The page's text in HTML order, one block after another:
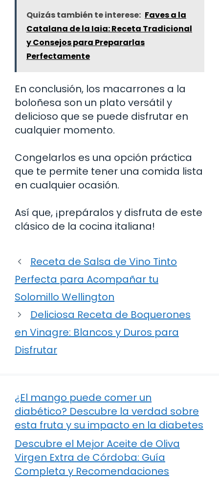
Quizás también te interese: Faves a la
Catalana de la Iaia: Receta Tradicional
y Consejos para Prepararlas
Perfectamente
En conclusión, los macarrones a la
boloñesa son un plato versátil y
delicioso que se puede disfrutar en
cualquier momento.
Congelarlos es una opción práctica
que te permite tener una comida lista
en cualquier ocasión.
Así que, ¡prepáralos y disfruta de este
clásico de la cocina italiana!
Receta de Salsa de Vino Tinto
Perfecta para Acompañar tu
Solomillo Wellington
Deliciosa Receta de Boquerones
en Vinagre: Blancos y Duros para
Disfrutar
¿El mango puede comer un
diabético? Descubre la verdad sobre
esta fruta y su impacto en la diabetes
Descubre el Mejor Aceite de Oliva
Virgen Extra de Córdoba: Guía
Completa y Recomendaciones